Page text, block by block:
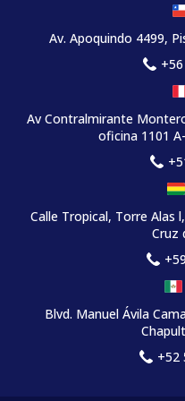
Av. Apoquindo 4499,
Av Contralmirante
oficina 1101
Calle Tropical, Torre Alas
Cruz
Blvd. Manuel Ávila
+52